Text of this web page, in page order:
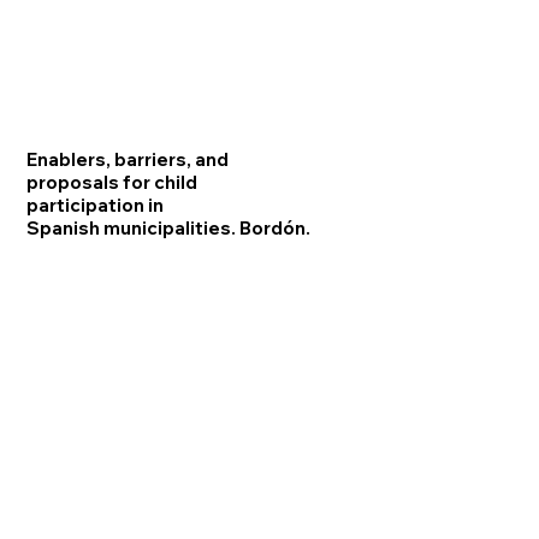
Enablers, barriers, and
proposals for child
participation in
Spanish municipalities. Bordón.